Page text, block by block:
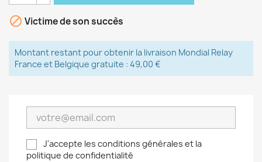
 Victime de son succès
Montant restant pour obtenir la livraison Mondial Relay
France et Belgique gratuite : 49,00 €
J'accepte les conditions générales et la
politique de confidentialité